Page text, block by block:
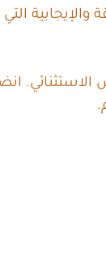
التي